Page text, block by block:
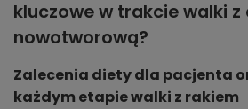
kluczowe w trakcie walki
nowotworową?
Zalecenia diety dla pacjenta
każdym etapie walki z rakiem